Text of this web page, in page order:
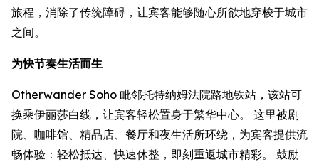
旅程，消除了传统障碍，让宾客能够随心所欲地穿梭于城市
之间。
为快节奏生活而生
Otherwander Soho 毗邻托特纳姆法院路地铁站，该站可
换乘伊丽莎白线，让宾客轻松置身于繁华中心。 这里被剧
院、咖啡馆、精品店、餐厅和夜生活所环绕，为宾客提供流
畅体验：轻松抵达、快速休整，即刻重返城市精彩。 鼓励